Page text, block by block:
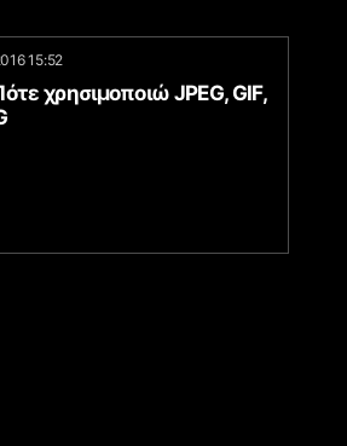
15:52
χρησιμοποιώ JPEG, GIF,